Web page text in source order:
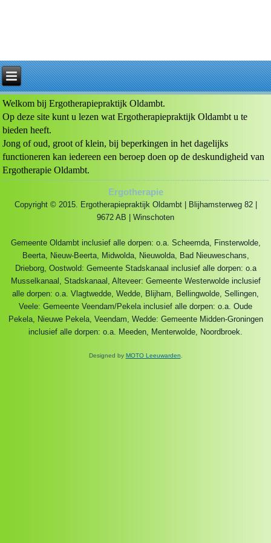
Welkom bij Ergotherapiepraktijk Oldambt.
Op deze site kunt u lezen wat Ergotherapiepraktijk Oldambt u te
bieden heeft.
Jong of oud, groot of klein, bij beperkingen in het dagelijks
functioneren kan iedereen een beroep doen op de deskundigheid van
Ergotherapie Oldambt.
Ergotherapie
Copyright © 2015. Ergotherapiepraktijk Oldambt | Blijhamsterweg 82 |
9672 AB | Winschoten
Gemeente Oldambt inclusief alle dorpen: o.a. Scheemda, Finsterwolde,
Beerta, Nieuw-Beerta, Midwolda, Nieuwolda, Bad Nieuweschans,
Drieborg, Oostwold: Gemeente Stadskanaal inclusief alle dorpen: o.a
Musselkanaal, Stadskanaal, Alteveer: Gemeente Westerwolde inclusief
alle dorpen: o.a. Vlagtwedde, Wedde, Blijham, Bellingwolde, Sellingen,
Veele: Gemeente Veendam/Pekela inclusief alle dorpen: o.a. Oude
Pekela, Nieuwe Pekela, Veendam, Wedde: Gemeente Midden-Groningen
inclusief alle dorpen: o.a. Meeden, Menterwolde, Noordbroek.
Designed by MOTO Leeuwarden